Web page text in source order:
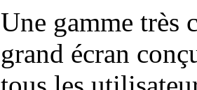
Une gamme très
grand écran